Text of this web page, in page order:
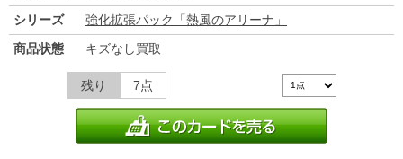
シリーズ
強化拡張パック「熱風のアリーナ」
商品状態
キズなし買取
残り 7点